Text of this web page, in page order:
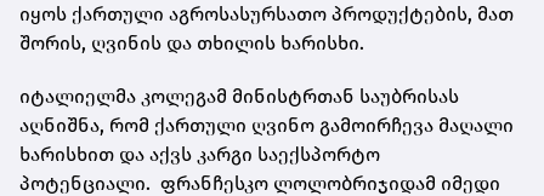
იყოს ქართული აგროსასურსათო პროდუქტების, მათ
შორის, ღვინის და თხილის ხარისხი.
იტალიელმა კოლეგამ მინისტრთან საუბრისას
აღნიშნა, რომ ქართული ღვინო გამოირჩევა მაღალი
ხარისხით და აქვს კარგი საექსპორტო
პოტენციალი. ფრანჩესკო ლოლობრიჯიდამ იმედი